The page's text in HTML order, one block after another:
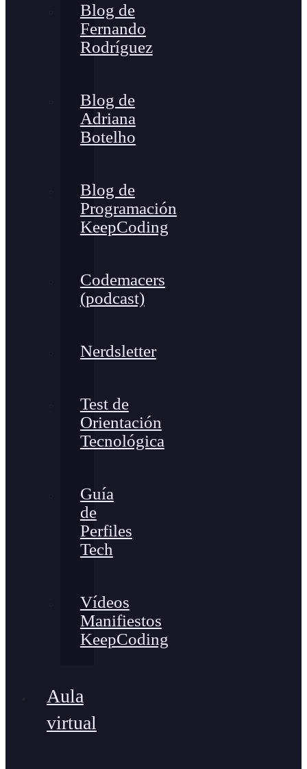
Blog de
Fernando
Rodríguez
Blog de
Adriana
Botelho
Blog de
Programación
KeepCoding
Codemacers
(podcast)
Nerdsletter
Test de
Orientación
Tecnológica
Guía
de
Perfiles
Tech
Vídeos
Manifiestos
KeepCoding
Aula
virtual